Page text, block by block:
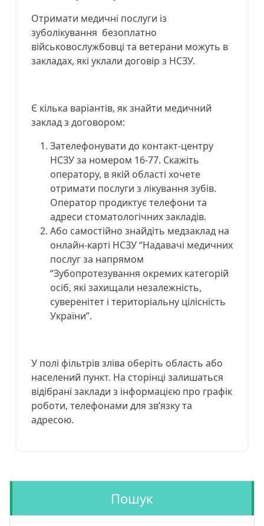
Отримати медичні послуги із
зуболікування безоплатно
військовослужбовці та ветерани можуть в
закладах, які уклали договір з НСЗУ.
Є кілька варіантів, як знайти медичний
заклад з договором:
Зателефонувати до контакт-центру
НСЗУ за номером 16-77. Скажіть
оператору, в якій області хочете
отримати послуги з лікування зубів.
Оператор продиктує телефони та
адреси стоматологічних закладів.
Або самостійно знайдіть медзаклад на
онлайн-карті НСЗУ “Надавачі медичних
послуг за напрямом
“Зубопротезування окремих категорій
осіб, які захищали незалежність,
суверенітет і територіальну цілісність
України”.
У полі фільтрів зліва оберіть область або
населений пункт. На сторінці залишаться
відібрані заклади з інформацією про графік
роботи, телефонами для зв’язку та
адресою.
Пошук